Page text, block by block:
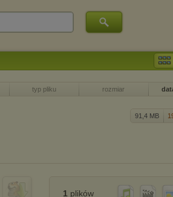
typ pliku rozmiar
91,4 MB
1 plików